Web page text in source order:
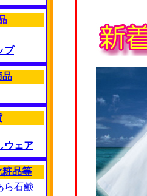
プ
ウェア
品等
ら石鹸